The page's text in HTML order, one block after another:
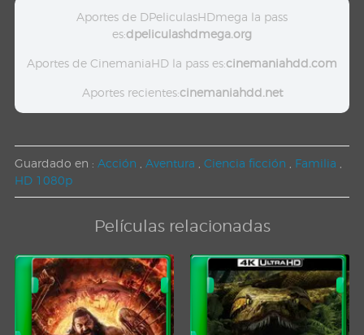
Aportes de DPeliculasHDmega la pass
es:dpeliculashdmega.org
Aportes de CinemaniaHD la pass es:cinemaniahdd.com
Aportes recientes:cinemaniahdd.net
Guardado en : Acción Aventura Ciencia ficción Familia
HD 1080p
Películas relacionadas